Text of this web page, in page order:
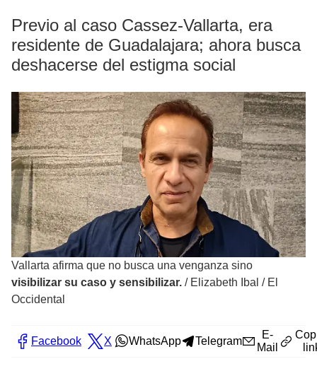
Previo al caso Cassez-Vallarta, era
residente de Guadalajara; ahora busca
deshacerse del estigma social
Vallarta afirma que no busca una venganza sino
visibilizar su caso y sensibilizar. / Elizabeth Ibal / El
Occidental
Facebook X WhatsApp Telegram
E-
Mail